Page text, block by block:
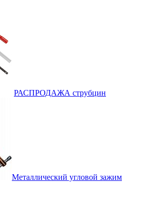
РАСПРОДАЖА струбцин
Металлический угловой зажим